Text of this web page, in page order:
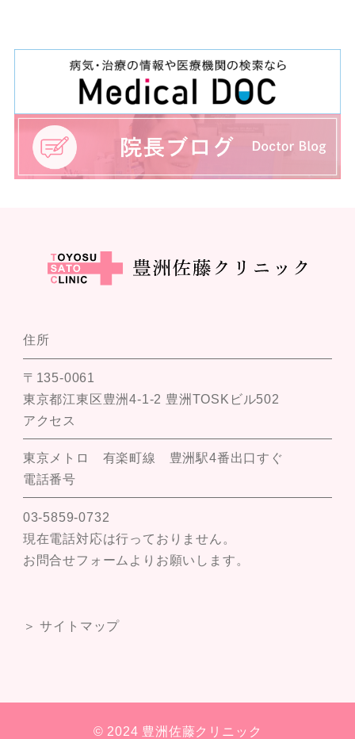
住所
〒135-0061
東京都江東区豊洲4-1-2 豊洲TOSKビル502
アクセス
東京メトロ 有楽町線 豊洲駅4番出口すぐ
電話番号
03-5859-0732
現在電話対応は行っておりません。
お問合せフォームよりお願いします。
＞ サイトマップ
© 2024 豊洲佐藤クリニック